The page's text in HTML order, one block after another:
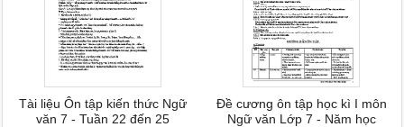
Tài liệu Ôn tập kiến thức Ngữ
văn 7 - Tuần 22 đến 25
Đề cương ôn tập học kì I môn
Ngữ văn Lớp 7 - Năm học